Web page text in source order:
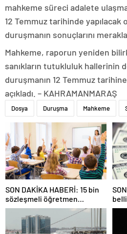
mahkeme süreci adalete
12 Temmuz tarihinde yapılacak
duruşmanın sonuçlarını
Mahkeme, raporun yeniden
sanıkların tutukluluk hallerinin
duruşmanın 12 Temmuz
açıkladı. – KAHRAMANMARAŞ
Dosya Duruşma Mahkeme
SON DAKİKA HABERİ: 15 bin
sözleşmeli öğretmen
atamasında sözlü sınava hak
kazanan adaylar açıklandı